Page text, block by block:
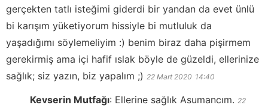
gerçekten tatlı isteğimi giderdi bir yandan da evet ünlü
bi karışım yüketiyorum hissiyle bi mutluluk da
yaşadığımı söylemeliyim :) benim biraz daha pişirmem
gerekirmiş ama içi hafif ıslak böyle de güzeldi, ellerinize
sağlık; siz yazın, biz yapalım ;) 22 Mart 2020 14:40
Kevserin Mutfağı: Ellerine sağlık Asumancım. 22